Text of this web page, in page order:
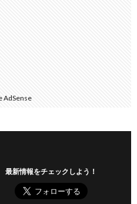
AdSense
最新情報をチェックしよう！